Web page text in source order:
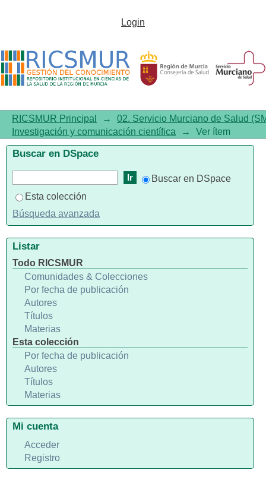
Prognostic Factors of Late-
With Congenital
Cytomegalovirus and Normal
Audiologic Assessment at Birth
Login
RICSMUR Principal →
02. Servicio Murciano de Salud
Investigación y comunicación científica
→ Ver ítem
Buscar en DSpace
Buscar en DSpace
Esta colección
Búsqueda avanzada
Listar
Todo RICSMUR
Comunidades & Colecciones
Por fecha de publicación
Autores
Títulos
Materias
Esta colección
Por fecha de publicación
Autores
Títulos
Materias
Mi cuenta
Acceder
Registro